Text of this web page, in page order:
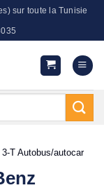
sur toute la Tunisie
T Autobus/autocar